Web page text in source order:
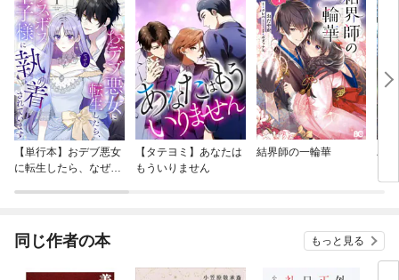
【単行本】おデブ悪女
に転生したら、なぜか
【タテヨミ】あなたは
もういりません
結界師の一輪華
バ
今
同じ作者の本 もっと見る